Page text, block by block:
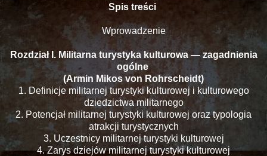
Spis treści
Wprowadzenie
Rozdział I. Militarna turystyka kulturowa — zagadnienia
ogólne
(Armin Mikos von Rohrscheidt)
1. Definicje militarnej turystyki kulturowej i kulturowego
dziedzictwa militarnego
2. Potencjał militarnej turystyki kulturowej oraz typologia
atrakcji turystycznych
3. Uczestnicy militarnej turystyki kulturowej
4. Zarys dziejów militarnej turystyki kulturowej